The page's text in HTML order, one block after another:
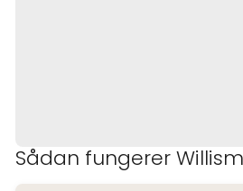
Sådan fungerer Willism